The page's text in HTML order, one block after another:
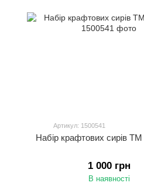
Артикул: 1500541
Набір крафтових сирів
1 000 грн
В наявності